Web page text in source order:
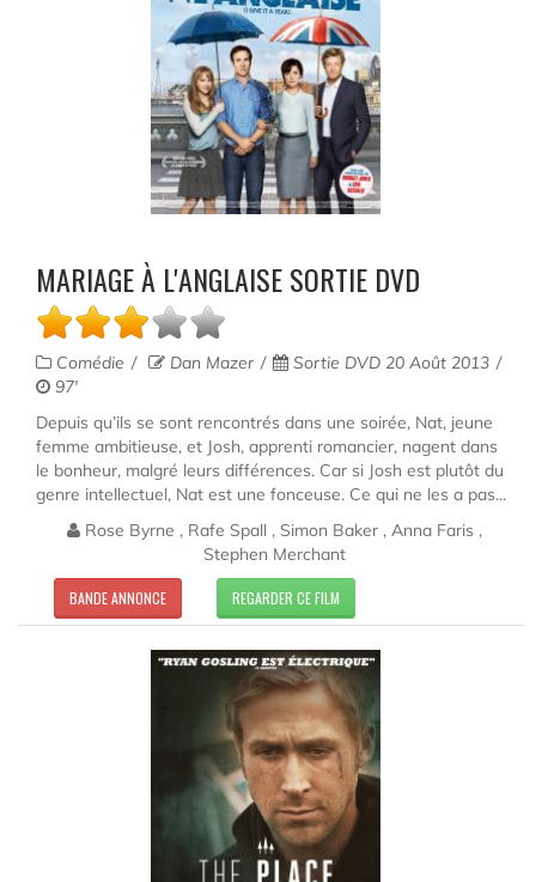
MARIAGE À L'ANGLAISE SORTIE DVD
Comédie Dan Mazer
Sortie DVD 20 Août 2013
97'
Depuis qu’ils se sont rencontrés dans une soirée, Nat, jeune
femme ambitieuse, et Josh, apprenti romancier, nagent dans
le bonheur, malgré leurs différences. Car si Josh est plutôt du
genre intellectuel, Nat est une fonceuse. Ce qui ne les a pas...
Rose Byrne , Rafe Spall , Simon Baker , Anna Faris ,
Stephen Merchant
BANDE ANNONCE REGARDER CE FILM